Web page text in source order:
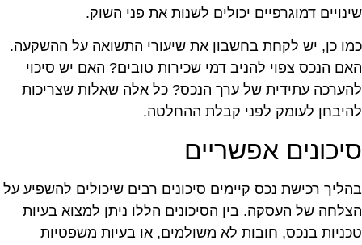
דמוגרפיים יכולים לשנות את פני השוק.
כן, יש לקחת בחשבון את שיעורי התשואה על ההשקעה.
הנכס צפוי להניב דמי שכירות טובים? האם יש סיכוי
עתידית של ערך הנכס? כל אלה שאלות שצריכות
לעומק לפני קבלת ההחלטה.
אפשריים
רכישת נכס קיימים סיכונים רבים שיכולים להשפיע על
של העסקה. בין הסיכונים הללו ניתן למצוא בעיות
בנכס, חובות לא משולמים, או בעיות משפטיות